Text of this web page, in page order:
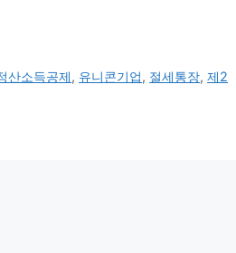
산소득공제, 유니콘기업, 절세통장,제2